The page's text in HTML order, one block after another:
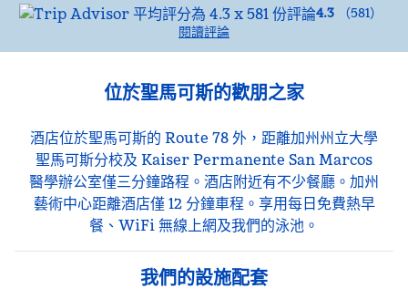
4.3 （581）
閱讀評論
位於聖馬可斯的歡朋之家
酒店位於聖馬可斯的 Route 78 外，距離加州州立大學
聖馬可斯分校及 Kaiser Permanente San Marcos
醫學辦公室僅三分鐘路程。酒店附近有不少餐廳。加州
藝術中心距離酒店僅 12 分鐘車程。享用每日免費熱早
餐、WiFi 無線上網及我們的泳池。
我們的設施配套